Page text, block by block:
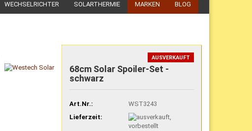
WECHSELRICHTER SOLARTHERMIE
PV-Boiler
Nachrüst-Sets PV-Thermie
Zubehör für PV-Thermie
Parabolkocher
Solarkoch-Sets
MARKEN BLOG
AUSVERKAUFT
68cm Solar Spoiler-Set -
schwarz
Art.Nr.:
WST3243
Lieferzeit: